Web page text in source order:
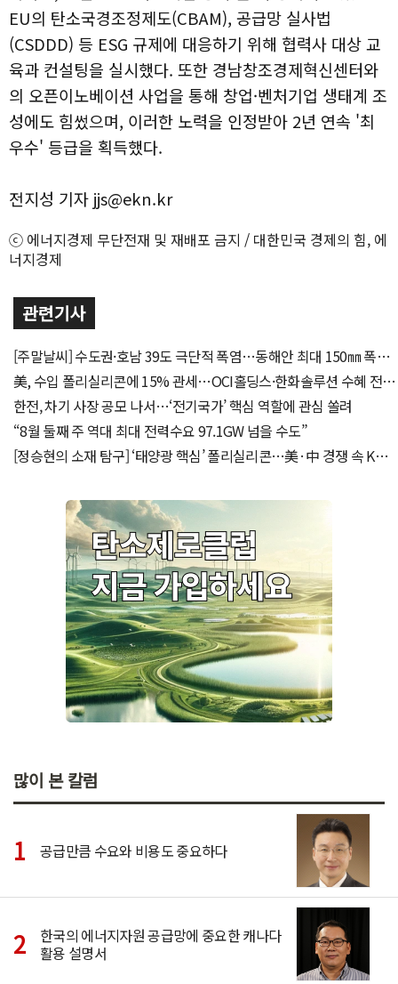
EU의 탄소국경조정제도(CBAM), 공급망 실사법
(CSDDD) 등 ESG 규제에 대응하기 위해 협력사 대상 교
육과 컨설팅을 실시했다. 또한 경남창조경제혁신센터와
의 오픈이노베이션 사업을 통해 창업·벤처기업 생태계 조
성에도 힘썼으며, 이러한 노력을 인정받아 2년 연속 '최
우수' 등급을 획득했다.
전지성 기자 jjs@ekn.kr
ⓒ 에너지경제 무단전재 및 재배포 금지 / 대한민국 경제의 힘, 에
너지경제
관련기사
[주말날씨] 수도권·호남 39도 극단적 폭염…동해안 최대 150㎜ 폭우
비상
美, 수입 폴리실리콘에 15% 관세…OCI홀딩스·한화솔루션 수혜 전
망
한전, 차기 사장 공모 나서…‘전기국가’ 핵심 역할에 관심 쏠려
“8월 둘째 주 역대 최대 전력수요 97.1GW 넘을 수도”
[정승현의 소재 탐구] ‘태양광 핵심’ 폴리실리콘…美·中 경쟁 속 K태
많이 본 칼럼
공급만큼 수요와 비용도 중요하다
한국의 에너지자원 공급망에 중요한 캐나다
활용 설명서